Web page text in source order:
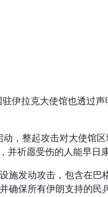
伊拉克大使馆也透过
，整起攻击对大使馆
祈愿受伤的人能早日康
施发动攻击，包含在
保所有伊朗支持的民